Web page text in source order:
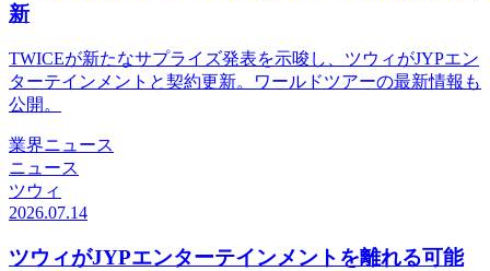
新
TWICEが新たなサプライズ発表を示唆し、ツウィがJYPエン
ターテインメントと契約更新。ワールドツアーの最新情報も
公開。
業界ニュース
ニュース
ツウィ
2026.07.14
ツウィがJYPエンターテインメントを離れる可能